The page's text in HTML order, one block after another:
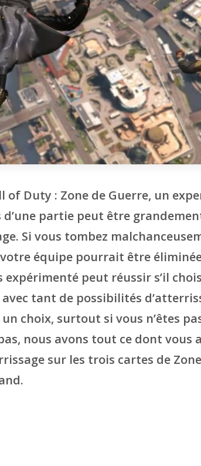
of Duty : Zone de Guerre, un
partie peut être
Si vous tombez
équipe pourrait être
expérimenté peut réussir s’il
tant de possibilités
choix, surtout si vous n’êtes
nous avons tout ce dont vous
sur les trois cartes de